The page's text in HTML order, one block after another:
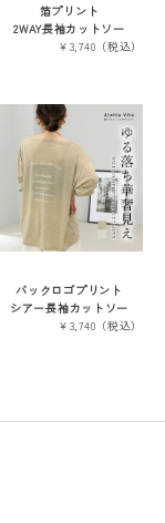
箔プリント
2WAY長袖カットソー
￥3,740（税込）
バックロゴプリント
シアー長袖カットソー
￥3,740（税込）